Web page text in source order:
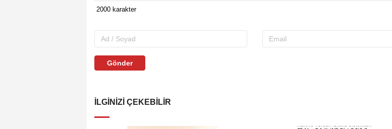
Gönder
İLGINIZI ÇEKEBILIR